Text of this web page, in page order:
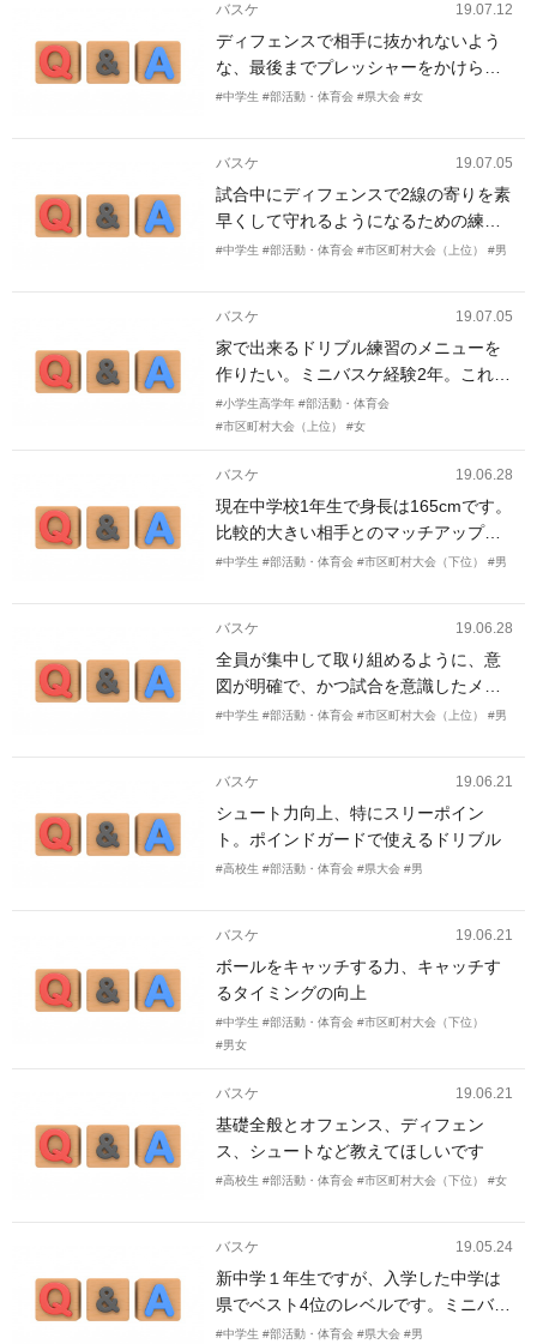
る。 日頃の練習は、ハーフコートしか
使えない。 4分の1コートでも出来るよ
うなメニューが知りたい。
バスケ 19.07.12
ディフェンスで相手に抜かれないよう
な、最後までプレッシャーをかけられ
る足を作りたい。オフェンスでは1on1
#中学生 #部活動・体育会 #県大会 #女
バスケ 19.07.05
試合中にディフェンスで2線の寄りを素
早くして守れるようになるための練習
方法
#中学生 #部活動・体育会 #市区町村大会（上位） #男
バスケ 19.07.05
家で出来るドリブル練習のメニューを
作りたい。ミニバスケ経験2年。これま
で家でほぼ毎日15分程度のハンドリン
グ練習を地道にしてきた。ボール回し
など有名なハンドリング練習はほぼし
てきました。レッグスルー、バックド
リブルなどその場でつくドリブルは大
抵できるようになってきました。 なの
に使いたい。
#小学生高学年 #部活動・体育会
#市区町村大会（上位）
#女
バスケ 19.06.28
現在中学校1年生で身長は165cmです。
比較的大きい相手とのマッチアップが
多いものの、横の動きについていけな
や、ボールハンドリングについても上
達したいと申しております。
#中学生 #部活動・体育会 #市区町村大会（下位） #男
バスケ 19.06.28
全員が集中して取り組めるように、意
図が明確で、かつ試合を意識したメニ
ューにしたいです。特に、ディフェン
持久走などが出来てないので、メニュ
ーの中で体力向上も図りたいです。
#中学生 #部活動・体育会 #市区町村大会（上位） #男
バスケ 19.06.21
シュート力向上、特にスリーポイン
ト。ポインドガードで使えるドリブル
#高校生 #部活動・体育会 #県大会 #男
バスケ 19.06.21
ボールをキャッチする力、キャッチす
るタイミングの向上
#中学生 #部活動・体育会 #市区町村大会（下位）
#男女
バスケ 19.06.21
基礎全般とオフェンス、ディフェン
ス、シュートなど教えてほしいです
#高校生 #部活動・体育会 #市区町村大会（下位） #女
バスケ 19.05.24
新中学１年生ですが、入学した中学は
県でベスト4位のレベルです。ミニバス
をやっていたので、テクニックはそこ
#中学生 #部活動・体育会 #県大会 #男